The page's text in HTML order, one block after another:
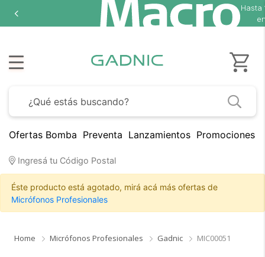
Hasta
Ofertas Bomba Preventa Lanzamientos Promociones
Ingresá tu Código Postal
Éste producto está agotado, mirá acá más ofertas de
Micrófonos Profesionales
Home Micrófonos Profesionales Gadnic MIC00051